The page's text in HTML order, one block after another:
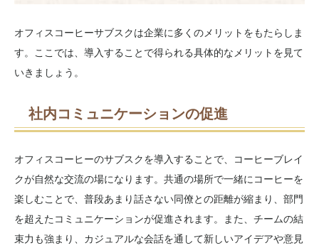
オフィスコーヒーサブスクは企業に多くのメリットをもたらしま
す。ここでは、導入することで得られる具体的なメリットを見て
いきましょう。
社内コミュニケーションの促進
オフィスコーヒーのサブスクを導入することで、コーヒーブレイ
クが自然な交流の場になります。共通の場所で一緒にコーヒーを
楽しむことで、普段あまり話さない同僚との距離が縮まり、部門
を超えたコミュニケーションが促進されます。また、チームの結
束力も強まり、カジュアルな会話を通して新しいアイデアや意見